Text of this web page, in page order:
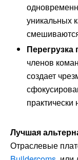
уникальных
членов
создает
Лучшая
Отраслевые